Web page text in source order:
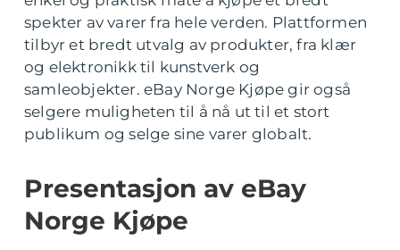
spekter av varer fra hele verden. Plattformen
tilbyr et bredt utvalg av produkter, fra klær
og elektronikk til kunstverk og
samleobjekter. eBay Norge Kjøpe gir også
selgere muligheten til å nå ut til et stort
publikum og selge sine varer globalt.
Presentasjon av eBay
Norge Kjøpe